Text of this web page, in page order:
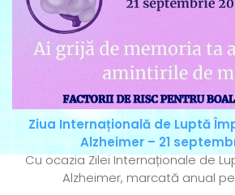
Ziua Internațională de Luptă
Alzheimer – 21
Cu ocazia Zilei Internaționale de
Alzheimer, marcată anual